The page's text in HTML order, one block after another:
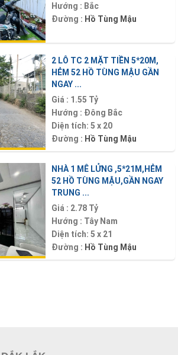
Hướng : Bắc
Đường : Hồ Tùng Mậu
2 LÔ TC 2 MẶT TIỀN 5*20M,
HẺM 52 HỒ TÙNG MẬU GẦN
NGAY ...
Giá : 1.55 Tỷ
Hướng : Đông Bắc
Diện tích: 5 x 20
Đường : Hồ Tùng Mậu
NHÀ 1 MÊ LỬNG ,5*21M,HẺM
52 HỒ TÙNG MẬU,GẦN NGAY
TRUNG ...
Giá : 2.78 Tỷ
Hướng : Tây Nam
Diện tích: 5 x 21
Đường : Hồ Tùng Mậu